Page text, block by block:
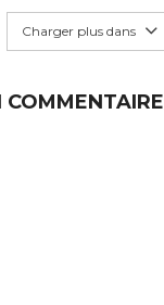
Charger plus dans
COMMENTAIRE